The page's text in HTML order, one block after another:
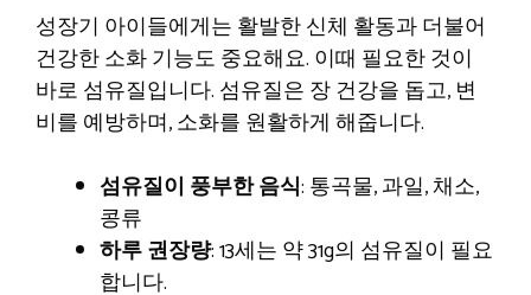
성장기 아이들에게는 활발한 신체 활동과 더불어
건강한 소화 기능도 중요해요. 이때 필요한 것이
바로 섬유질입니다. 섬유질은 장 건강을 돕고, 변
비를 예방하며, 소화를 원활하게 해줍니다.
섬유질이 풍부한 음식: 통곡물, 과일, 채소,
콩류
하루 권장량: 13세는 약 31g의 섬유질이 필요
합니다.